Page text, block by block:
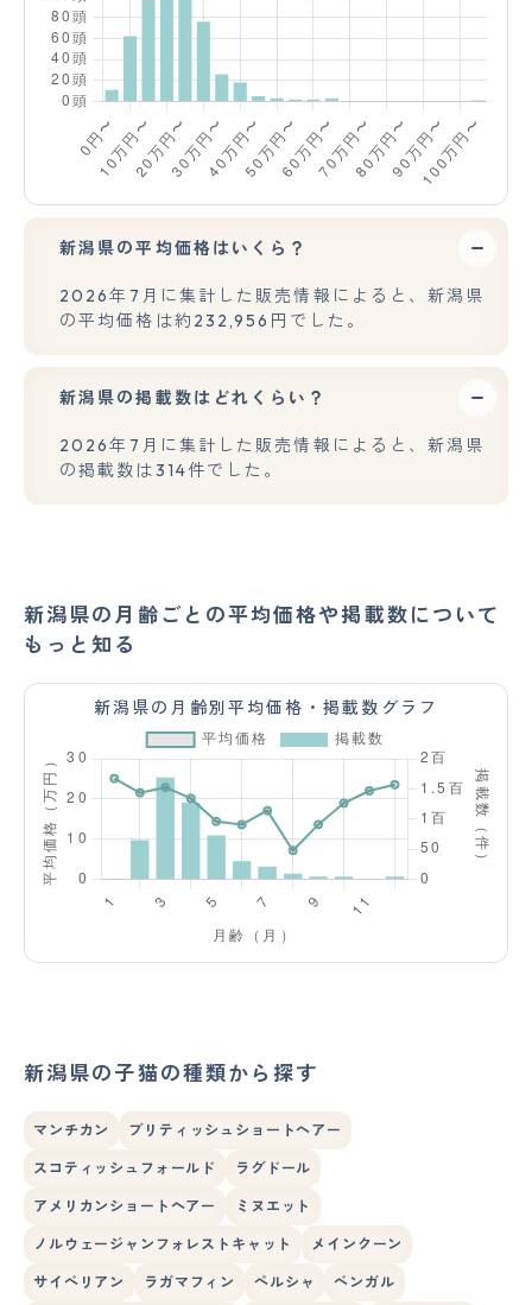
新潟県の平均価格はいくら？
2026年7月に集計した販売情報によると、新潟県
の平均価格は約232,956円でした。
新潟県の掲載数はどれくらい？
2026年7月に集計した販売情報によると、新潟県
の掲載数は314件でした。
新潟県の月齢ごとの平均価格や掲載数について
もっと知る
新潟県の月齢別平均価格・掲載数グラフ
新潟県の子猫の種類から探す
マンチカン ブリティッシュショートヘアー
スコティッシュフォールド ラグドール
アメリカンショートヘアー ミヌエット
ノルウェージャンフォレストキャット メインクーン
サイベリアン ラガマフィン ペルシャ ベンガル